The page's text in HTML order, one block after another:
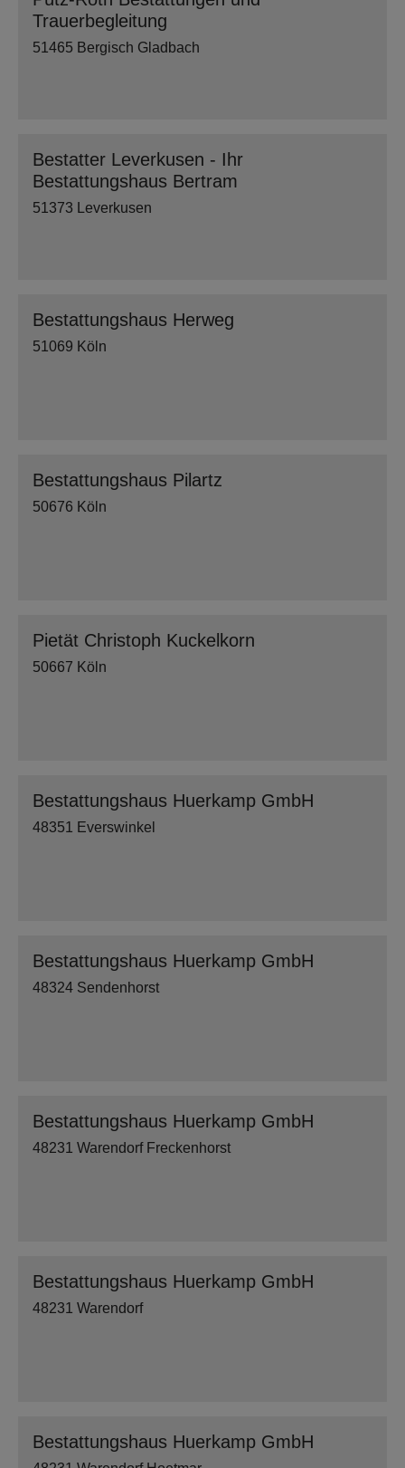
Trauerbegleitung
51465 Bergisch Gladbach
Bestatter Leverkusen - Ihr
Bestattungshaus Bertram
51373 Leverkusen
Bestattungshaus Herweg
51069 Köln
Bestattungshaus Pilartz
50676 Köln
Pietät Christoph Kuckelkorn
50667 Köln
Bestattungshaus Huerkamp GmbH
48351 Everswinkel
Bestattungshaus Huerkamp GmbH
48324 Sendenhorst
Bestattungshaus Huerkamp GmbH
48231 Warendorf Freckenhorst
Bestattungshaus Huerkamp GmbH
48231 Warendorf
Bestattungshaus Huerkamp GmbH